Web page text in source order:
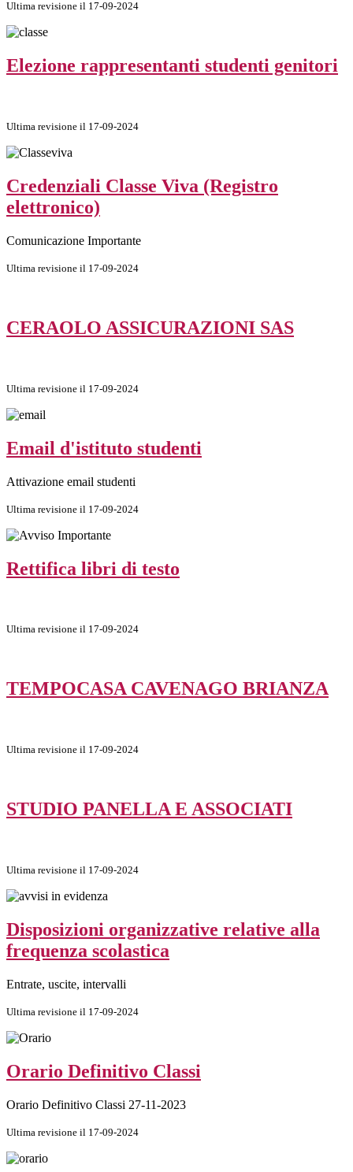
Ultima revisione il 17-09-2024
Elezione rappresentanti studenti genitori
Ultima revisione il 17-09-2024
Credenziali Classe Viva (Registro
elettronico)
Comunicazione Importante
Ultima revisione il 17-09-2024
CERAOLO ASSICURAZIONI SAS
Ultima revisione il 17-09-2024
Email d'istituto studenti
Attivazione email studenti
Ultima revisione il 17-09-2024
Rettifica libri di testo
Ultima revisione il 17-09-2024
TEMPOCASA CAVENAGO BRIANZA
Ultima revisione il 17-09-2024
STUDIO PANELLA E ASSOCIATI
Ultima revisione il 17-09-2024
Disposizioni organizzative relative alla
frequenza scolastica
Entrate, uscite, intervalli
Ultima revisione il 17-09-2024
Orario Definitivo Classi
Orario Definitivo Classi 27-11-2023
Ultima revisione il 17-09-2024